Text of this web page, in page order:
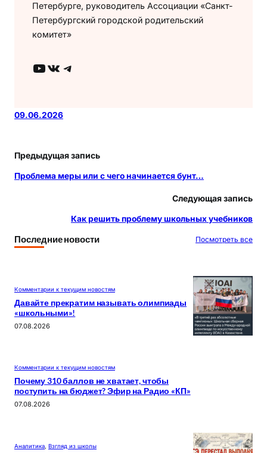
Петербурге, руководитель Ассоциации «Санкт-
Петербургский городской родительский
комитет»
YouTube ВКонтакте Telegram
09.06.2026
Предыдущая запись
Проблема меры или с чего начинается бунт…
Следующая запись
Как решить проблему школьных учебников
Последние новости Посмотреть все
Комментарии к текущим новостям
Давайте прекратим называть олимпиады
«школьными»!
07.08.2026
Комментарии к текущим новостям
Почему 310 баллов не хватает, чтобы
поступить на бюджет? Эфир на Радио «КП»
07.08.2026
Аналитика Взгляд из школы